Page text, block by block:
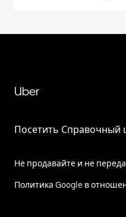
Uber
Посетить Справочный
Не продавайте и не
Политика Google в